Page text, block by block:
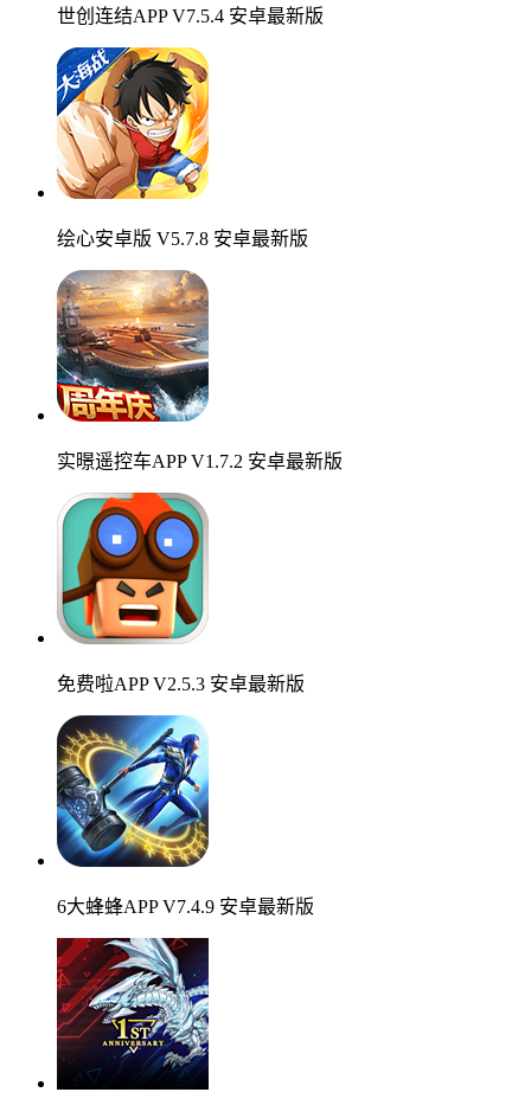
世创连结APP V7.5.4 安卓最新版
绘心安卓版 V5.7.8 安卓最新版
实暻遥控车APP V1.7.2 安卓最新版
免费啦APP V2.5.3 安卓最新版
6大蜂蜂APP V7.4.9 安卓最新版